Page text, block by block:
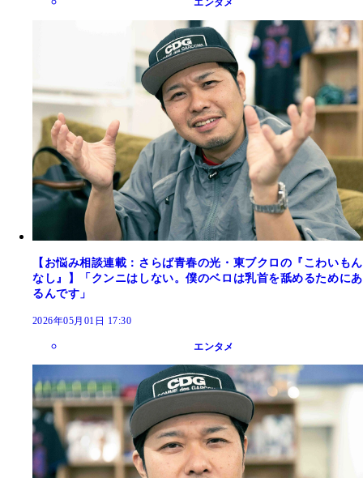
エンタメ
【お悩み相談連載：さらば青春の光・東ブクロの『こわいもん
なし』】「クンニはしない。僕のベロは乳首を舐めるためにあ
るんです」
2026年05月01日 17:30
エンタメ